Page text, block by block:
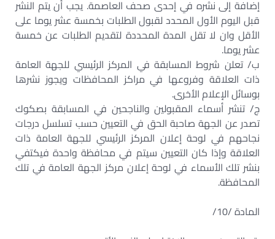
إضافة إلى نشره في إحدى صحف العاصمة. يجب أن يتم النشر
قبل اليوم الأول المحدد لقبول الطلبات بخمسة عشر يوما على
الأقل وان لا تقل المدة المحددة لتقديم الطلبات عن خمسة
عشر يوما.
ب/ تعلن شروط المسابقة في المركز الرئيسي للجهة العامة
ذات العلاقة وفروعها في مراكز المحافظات ويجوز نشرها
بوسائل الإعلام الأخرى.
ج/ تنشر أسماء المقبولين والناجحين في المسابقة بصكوك
تصدر عن الجهة صاحبة الحق في التعيين حسب تسلسل درجات
نجاحهم في لوحة إعلان المركز الرئيسي للجهة العامة ذات
العلاقة وإذا كان التعيين سيتم في محافظة واحدة فيكتفي
بنشر تلك الأسماء في لوحة إعلان مركز الجهة العامة في تلك
المحافظة.
المادة /10/